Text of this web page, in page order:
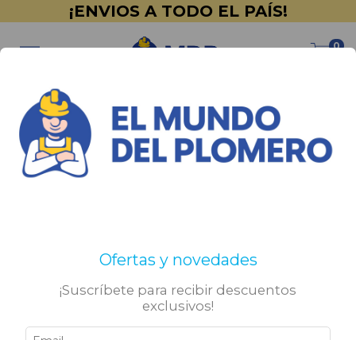
¡ENVIOS A TODO EL PAÍS!
0
Inicio > Promociones > Outlet > Herramientas
No tenemos resultados para tu búsqueda. Por favor,
intentá con otros filtros.
Ofertas y novedades
¡Suscríbete para recibir descuentos
exclusivos!